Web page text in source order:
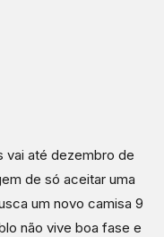
vai até dezembro de
de só aceitar uma
um novo camisa 9
não vive boa fase e